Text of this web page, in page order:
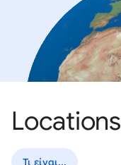
Locations
Τι είναι...